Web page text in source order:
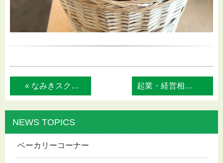
« なみきスクエア ロビ-コンサ-ト・よかト... 起業・経営相談会 »
NEWS TOPICS
ベーカリーコーナー